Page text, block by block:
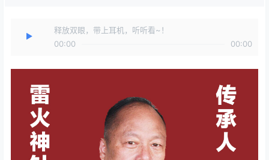
释放双眼，带上耳机，听听看~！
00:00
00:00